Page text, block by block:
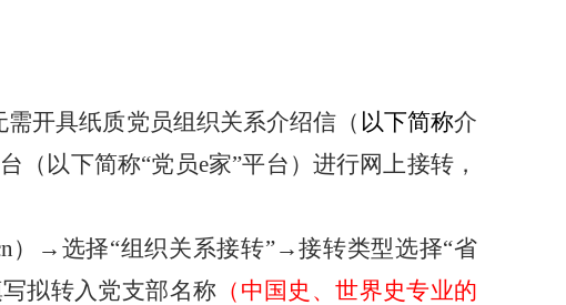
需开具纸质党员组织关系介绍信（ 以下简称介
（以下简称“党员e家”平台）进行网上接转 ，
）→选择“组织关系接转”→接转类型选择“省
拟转入党支部名称 （中国史、世界史专业的